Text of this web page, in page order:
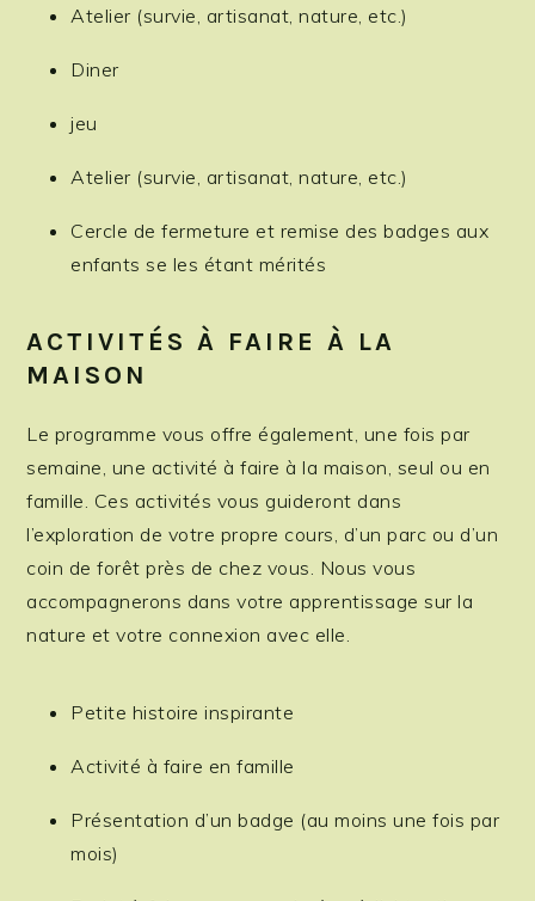
Atelier (survie, artisanat, nature, etc.)
Diner
jeu
Atelier (survie, artisanat, nature, etc.)
Cercle de fermeture et remise des badges aux
enfants se les étant mérités
ACTIVITÉS À FAIRE À LA
MAISON
Le programme vous offre également, une fois par
semaine, une activité à faire à la maison, seul ou en
famille. Ces activités vous guideront dans
l’exploration de votre propre cours, d’un parc ou d’un
coin de forêt près de chez vous. Nous vous
accompagnerons dans votre apprentissage sur la
nature et votre connexion avec elle.
Petite histoire inspirante
Activité à faire en famille
Présentation d’un badge (au moins une fois par
mois)